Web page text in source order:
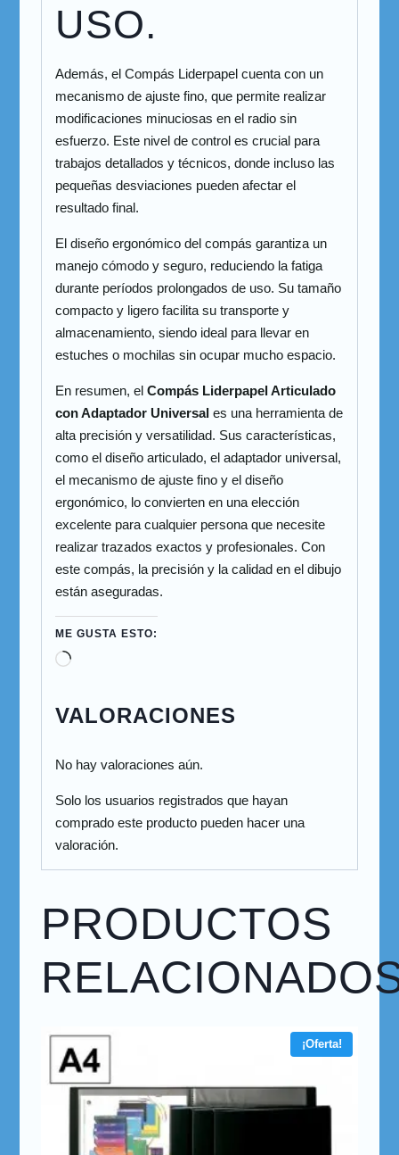
USO.
Además, el Compás Liderpapel cuenta con un
mecanismo de ajuste fino, que permite realizar
modificaciones minuciosas en el radio sin
esfuerzo. Este nivel de control es crucial para
trabajos detallados y técnicos, donde incluso las
pequeñas desviaciones pueden afectar el
resultado final.
El diseño ergonómico del compás garantiza un
manejo cómodo y seguro, reduciendo la fatiga
durante períodos prolongados de uso. Su tamaño
compacto y ligero facilita su transporte y
almacenamiento, siendo ideal para llevar en
estuches o mochilas sin ocupar mucho espacio.
En resumen, el Compás Liderpapel Articulado
con Adaptador Universales una herramienta de
alta precisión y versatilidad. Sus características,
como el diseño articulado, el adaptador universal,
el mecanismo de ajuste fino y el diseño
ergonómico, lo convierten en una elección
excelente para cualquier persona que necesite
realizar trazados exactos y profesionales. Con
este compás, la precisión y la calidad en el dibujo
están aseguradas.
ME GUSTA ESTO:
VALORACIONES
No hay valoraciones aún.
Solo los usuarios registrados que hayan
comprado este producto pueden hacer una
valoración.
PRODUCTOS
¡Oferta!